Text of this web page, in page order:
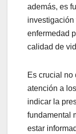
además, es
investigación
enfermedad
calidad de
Es crucial no
atención a
indicar la
fundamental
estar